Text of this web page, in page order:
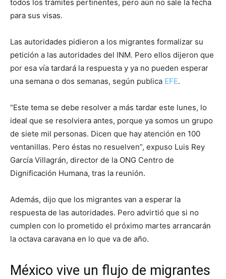
todos los trámites pertinentes, pero aún no sale la fecha
para sus visas.
Las autoridades pidieron a los migrantes formalizar su
petición a las autoridades del INM. Pero ellos dijeron que
por esa vía tardará la respuesta y ya no pueden esperar
una semana o dos semanas, según publica EFE.
“Este tema se debe resolver a más tardar este lunes, lo
ideal que se resolviera antes, porque ya somos un grupo
de siete mil personas. Dicen que hay atención en 100
ventanillas. Pero éstas no resuelven”, expuso Luis Rey
García Villagrán, director de la ONG Centro de
Dignificación Humana, tras la reunión.
Además, dijo que los migrantes van a esperar la
respuesta de las autoridades. Pero advirtió que si no
cumplen con lo prometido el próximo martes arrancarán
la octava caravana en lo que va de año.
México vive un flujo de migrantes